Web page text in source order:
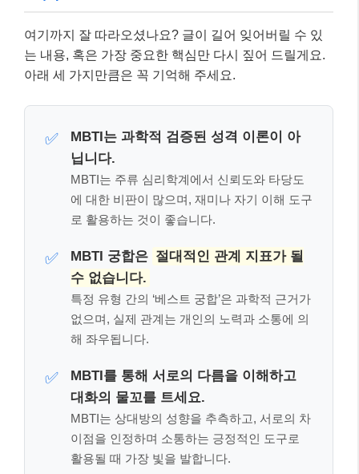
✅ MBTI 궁합은 절대적인 관계 지표가 될
수 없습니다.
해 좌우됩니다.
MBTI를 통해 서로의 다름을 이해하고
대화의 물꼬를 트세요.
MBTI는 상대방의 성향을 추측하고, 서로의 차
활용될 때 가장 빛을 발합니다.
MBTI 궁합, 현명하게 활용하는 방법
그렇다면 MBTI 궁합을 어떻게 활용해야 가장 현명할까
요? 저는 MBTI를 ‘관계의 시작을 돕는 가벼운 도구’
자 ‘서로를 이해하는 대화의 실마리’로 보는 것을 추천